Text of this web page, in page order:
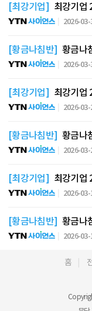
[최강기업] 최강기업
2026-03-
[황금나침반] 황금나
2026-03-
[최강기업] 최강기업
2026-03-
[황금나침반] 황금나
2026-03-
[최강기업] 최강기업
2026-03-
[황금나침반] 황금나
2026-03-
홈